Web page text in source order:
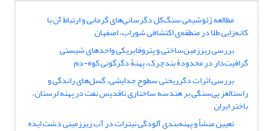
مطالعه ژئوشیمی سنگ‌کل دگرسانی‌های گرمابی و ارتباط آن با
کانه‌زایی طلا در منطقه‌ی اکتشافی شوراب، اصفهان
بررسی ریززمین‌ساختی و پتروفابریکی واحدهای ‌شیستی
گرافیت‌دار در محدودۀ بندچرک، پهنۀ دگرگونی کوه-دم
بررسی اثرات دگرریختی سطوح جدایشی، گسل‌های راندگی و
راستالغز پی‌سنگی بر هندسه ساختاری تاقدیس نفت در پهنه لرستان،
باختر ایران
تعیین منشأ و پهنه‌بندی آلودگی نیترات در آب زیرزمینی دشت ایذه